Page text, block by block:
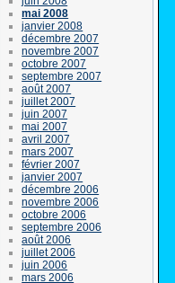
mai 2008
janvier 2008
décembre 2007
novembre 2007
octobre 2007
septembre 2007
août 2007
juillet 2007
juin 2007
mai 2007
avril 2007
mars 2007
février 2007
janvier 2007
décembre 2006
novembre 2006
octobre 2006
septembre 2006
août 2006
juillet 2006
juin 2006
mars 2006